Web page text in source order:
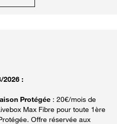
2026 :
Protégée : 20€/mois de
Max Fibre pour toute 1ère
Offre réservée aux